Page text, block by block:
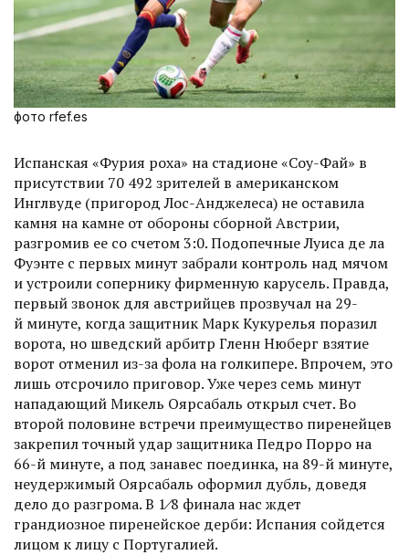
фото rfef.es
Испанская «Фурия роха» на стадионе «Соу-Фай» в
присутствии 70 492 зрителей в американском
Инглвуде (пригород Лос-Анджелеса) не оставила
камня на камне от обороны сборной Австрии,
разгромив ее со счетом 3:0. Подопечные Луиса де ла
Фуэнте с первых минут забрали контроль над мячом
и устроили сопернику фирменную карусель. Правда,
первый звонок для австрийцев прозвучал на 29-
й минуте, когда защитник Марк Кукурелья поразил
ворота, но шведский арбитр Гленн Нюберг взятие
ворот отменил из-за фола на голкипере. Впрочем, это
лишь отсрочило приговор. Уже через семь минут
нападающий Микель Оярсабаль открыл счет. Во
второй половине встречи преимущество пиренейцев
закрепил точный удар защитника Педро Порро на
66-й минуте, а под занавес поединка, на 89-й минуте,
неудержимый Оярсабаль оформил дубль, доведя
дело до разгрома. В 1⁄8 финала нас ждет
грандиозное пиренейское дерби: Испания сойдется
лицом к лицу с Португалией.